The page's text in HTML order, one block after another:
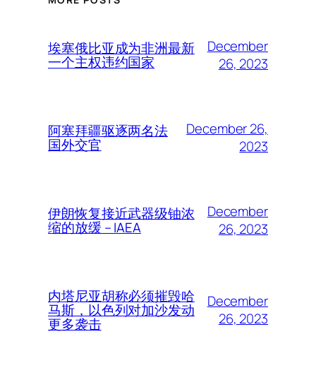
埃塞俄比亚成为非洲最新
一个主权违约国家
December
26, 2023
阿塞拜疆驱逐两名法
国外交官
December 26,
2023
伊朗恢复接近武器级铀浓
缩的放缓 – IAEA
December
26, 2023
内塔尼亚胡称必须摧毁哈
马斯，以色列对加沙发动
更多袭击
December
26, 2023